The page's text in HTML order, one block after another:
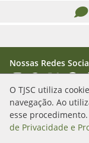
O TJSC utiliza
navegação. Ao
esse
de Privacidade e
Nossas Redes
AcessarAcessarAcessar
Rua Álvaro Millen
Florianópolis/SC -